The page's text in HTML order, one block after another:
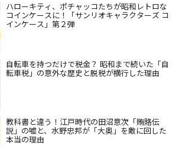
ハローキティ、ポチャッコたちが昭和レトロな
コインケースに！「サンリオキャラクターズ コ
インケース」第２弾
自転車を持つだけで税金？ 昭和まで続いた「自
転車税」の意外な歴史と脱税が横行した理由
教科書と違う！江戸時代の田沼意次「賄賂伝
説」の嘘と、水野忠邦が「大奥」を敵に回した
本当の理由